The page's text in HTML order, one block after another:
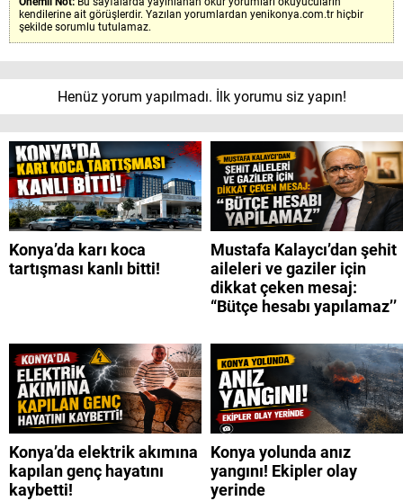
kendilerine ait görüşlerdir. Yazılan yorumlardan yenikonya.com.tr hiçbir
şekilde sorumlu tutulamaz.
Henüz yorum yapılmadı. İlk yorumu siz yapın!
Konya’da karı koca
tartışması kanlı bitti!
Mustafa Kalaycı’dan şehit
aileleri ve gaziler için
dikkat çeken mesaj:
“Bütçe hesabı yapılamaz’’
Konya’da elektrik akımına
kapılan genç hayatını
kaybetti!
Konya yolunda anız
yangını! Ekipler olay
yerinde